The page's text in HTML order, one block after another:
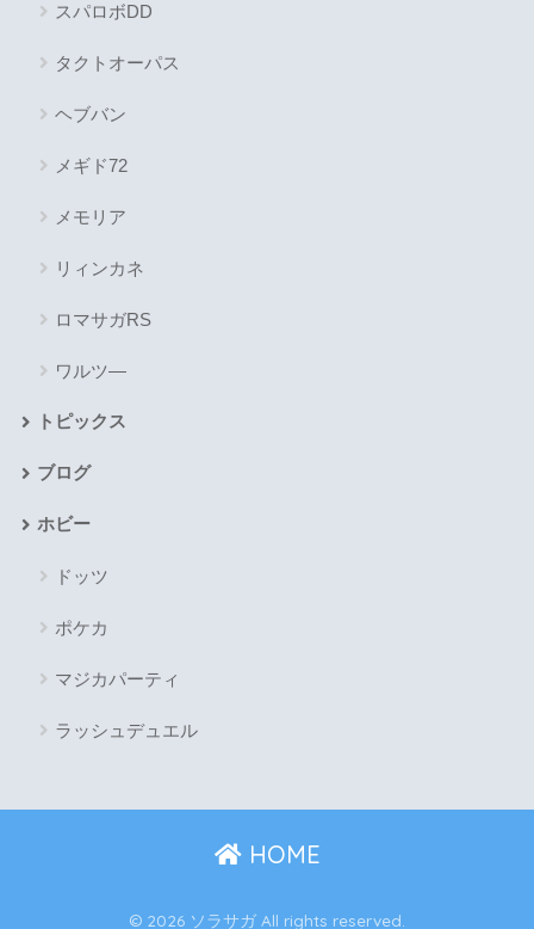
スパロボDD
タクトオーパス
ヘブバン
メギド72
メモリア
リィンカネ
ロマサガRS
ワルツ―
トピックス
ブログ
ホビー
ドッツ
ポケカ
マジカパーティ
ラッシュデュエル
HOME
© 2026 ソラサガ All rights reserved.